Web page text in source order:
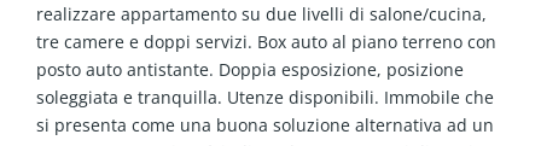
realizzare appartamento su due livelli di salone/cucina,
tre camere e doppi servizi. Box auto al piano terreno con
posto auto antistante. Doppia esposizione, posizione
soleggiata e tranquilla. Utenze disponibili. Immobile che
si presenta come una buona soluzione alternativa ad un